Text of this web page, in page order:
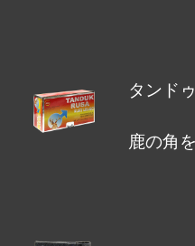
タンド
鹿の角